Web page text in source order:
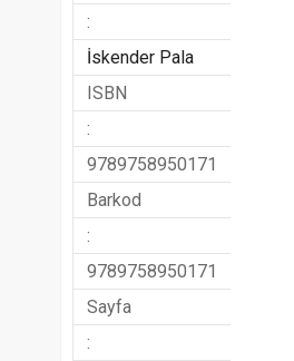
:
İskender Pala
ISBN
:
9789758950171
Barkod
:
9789758950171
Sayfa
: